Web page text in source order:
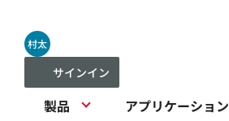
村太
サインイン
製品 アプリケーション